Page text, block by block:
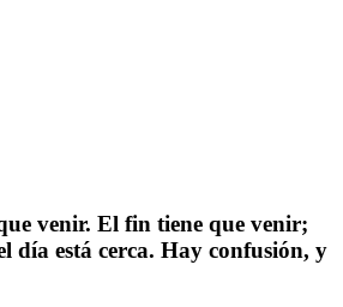
venir. El fin tiene que venir;
día está cerca. Hay confusión, y